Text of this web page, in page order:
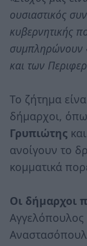
ουσιαστικός
κυβερνητικής
συμπληρώνουν
και των
Το ζήτημα
δήμαρχοι,
Γρυπιώτης
ανοίγουν το
κομματικά
Οι δήμαρχοι